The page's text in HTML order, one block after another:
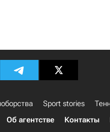
Sport stories
Об агентстве Контакты